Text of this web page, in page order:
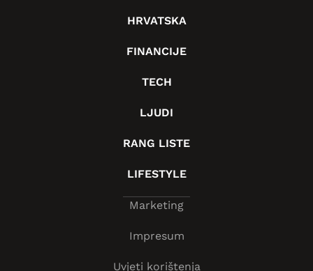
HRVATSKA
FINANCIJE
TECH
LJUDI
RANG LISTE
LIFESTYLE
Marketing
Impresum
Uvjeti korištenja